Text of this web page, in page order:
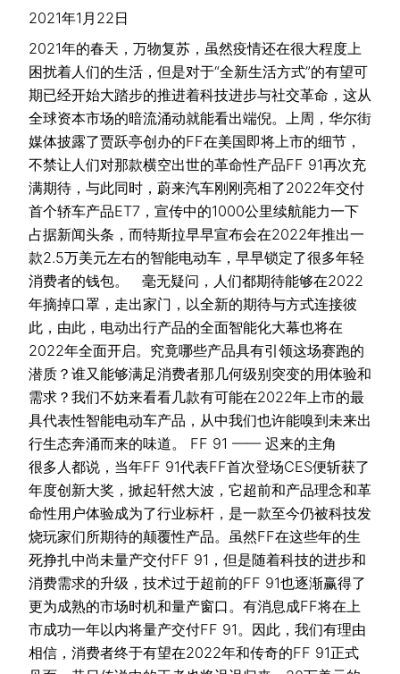
2021年1月22日
2021年的春天，万物复苏，虽然疫情还在很大程度上
困扰着人们的生活，但是对于“全新生活方式”的有望可
期已经开始大踏步的推进着科技进步与社交革命，这从
全球资本市场的暗流涌动就能看出端倪。上周，华尔街
媒体披露了贾跃亭创办的FF在美国即将上市的细节，
不禁让人们对那款横空出世的革命性产品FF 91再次充
满期待，与此同时，蔚来汽车刚刚亮相了2022年交付
首个轿车产品ET7，宣传中的1000公里续航能力一下
占据新闻头条，而特斯拉早早宣布会在2022年推出一
款2.5万美元左右的智能电动车，早早锁定了很多年轻
消费者的钱包。 毫无疑问，人们都期待能够在2022
年摘掉口罩，走出家门，以全新的期待与方式连接彼
此，由此，电动出行产品的全面智能化大幕也将在
2022年全面开启。究竟哪些产品具有引领这场赛跑的
潜质？谁又能够满足消费者那几何级别突变的用体验和
需求？我们不妨来看看几款有可能在2022年上市的最
具代表性智能电动车产品，从中我们也许能嗅到未来出
行生态奔涌而来的味道。 FF 91 —— 迟来的主角
很多人都说，当年FF 91代表FF首次登场CES便斩获了
年度创新大奖，掀起轩然大波，它超前和产品理念和革
命性用户体验成为了行业标杆，是一款至今仍被科技发
烧玩家们所期待的颠覆性产品。虽然FF在这些年的生
死挣扎中尚未量产交付FF 91，但是随着科技的进步和
消费需求的升级，技术过于超前的FF 91也逐渐赢得了
更为成熟的市场时机和量产窗口。有消息成FF将在上
市成功一年以内将量产交付FF 91。因此，我们有理由
相信，消费者终于有望在2022年和传奇的FF 91正式